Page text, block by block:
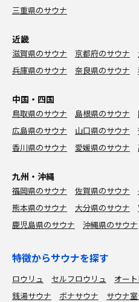
三重県のサウナ
近畿
滋賀県のサウナ 京都府のサウナ
兵庫県のサウナ
奈良県のサウナ
中国・四国
鳥取県のサウナ 島根県のサウナ
広島県のサウナ
山口県のサウナ
香川県のサウナ
愛媛県のサウナ
九州・沖縄
福岡県のサウナ 佐賀県のサウナ
熊本県のサウナ
大分県のサウナ
鹿児島県のサウナ
沖縄県のサウナ
特徴からサウナを探す
ロウリュ セルフロウリュ オー
銭湯サウナ
ボナサウナ サウナ